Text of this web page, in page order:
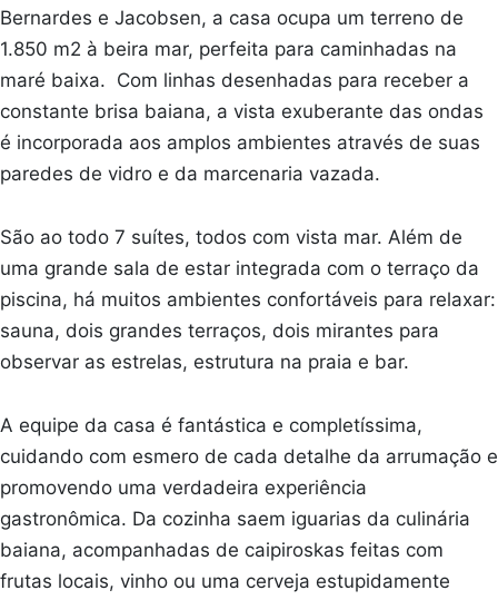
Bernardes e Jacobsen, a casa ocupa um terreno de
1.850 m2 à beira mar, perfeita para caminhadas na
maré baixa. Com linhas desenhadas para receber a
constante brisa baiana, a vista exuberante das ondas
é incorporada aos amplos ambientes através de suas
paredes de vidro e da marcenaria vazada.
São ao todo 7 suítes, todos com vista mar. Além de
uma grande sala de estar integrada com o terraço da
piscina, há muitos ambientes confortáveis para relaxar:
sauna, dois grandes terraços, dois mirantes para
observar as estrelas, estrutura na praia e bar.
A equipe da casa é fantástica e completíssima,
cuidando com esmero de cada detalhe da arrumação e
promovendo uma verdadeira experiência
gastronômica. Da cozinha saem iguarias da culinária
baiana, acompanhadas de caipiroskas feitas com
frutas locais, vinho ou uma cerveja estupidamente